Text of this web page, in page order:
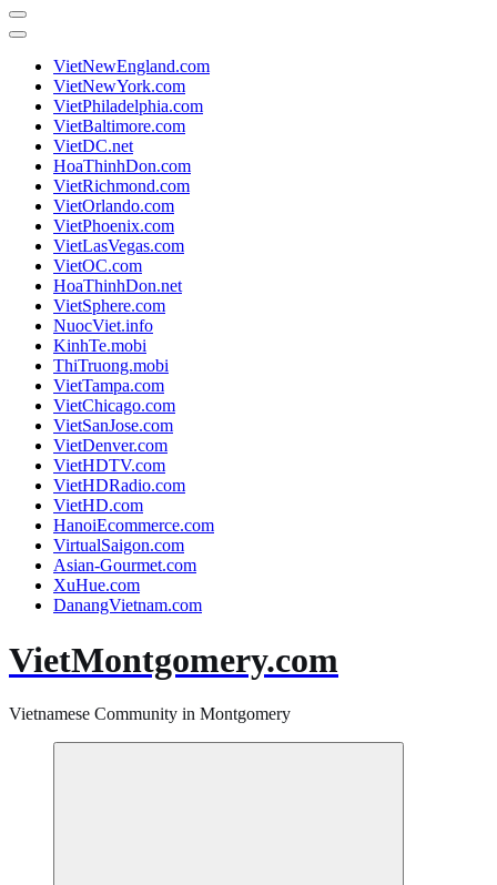
VietNewEngland.com
VietNewYork.com
VietPhiladelphia.com
VietBaltimore.com
VietDC.net
HoaThinhDon.com
VietRichmond.com
VietOrlando.com
VietPhoenix.com
VietLasVegas.com
VietOC.com
HoaThinhDon.net
VietSphere.com
NuocViet.info
KinhTe.mobi
ThiTruong.mobi
VietTampa.com
VietChicago.com
VietSanJose.com
VietDenver.com
VietHDTV.com
VietHDRadio.com
VietHD.com
HanoiEcommerce.com
VirtualSaigon.com
Asian-Gourmet.com
XuHue.com
DanangVietnam.com
VietMontgomery.com
Vietnamese Community in Montgomery